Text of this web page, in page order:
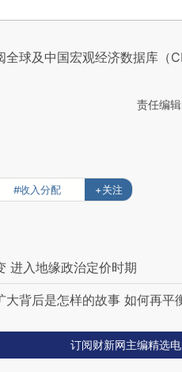
全球及中国宏观经济数据库（
责任编
#收入分配 +关注
进入地缘政治定价时期
背后是怎样的故事 如何再平
订阅财新网主编精选